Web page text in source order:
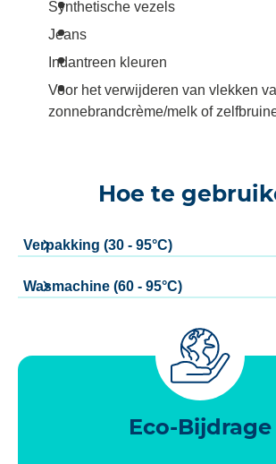
Synthetische vezels
Jeans
Indantreen kleuren
Voor het verwijderen van vlekken
zonnebrandcrème/melk of
Hoe te
Verpakking (30 - 95°C)
Wasmachine (60 - 95°C)
Eco-Bijdrage